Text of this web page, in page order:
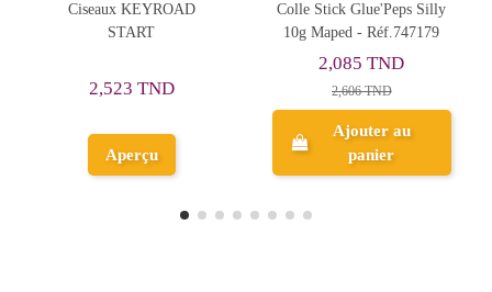
Colle Stick Glue'Peps Silly
10g Maped - Réf.747179
POCH GEO